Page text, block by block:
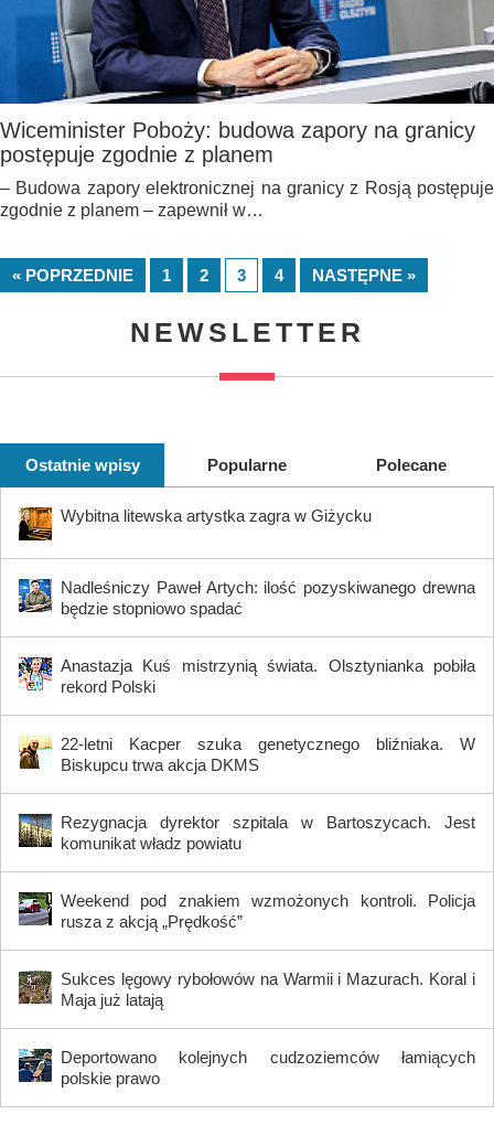
Wiceminister Poboży: budowa zapory na granicy
postępuje zgodnie z planem
– Budowa zapory elektronicznej na granicy z Rosją postępuje
zgodnie z planem – zapewnił w…
« POPRZEDNIE 1 2 3 4 NASTĘPNE »
NEWSLETTER
Ostatnie wpisy Popularne Polecane
Wybitna litewska artystka zagra w Giżycku
Nadleśniczy Paweł Artych: ilość pozyskiwanego drewna
będzie stopniowo spadać
Anastazja Kuś mistrzynią świata. Olsztynianka pobiła
rekord Polski
22-letni Kacper szuka genetycznego bliźniaka. W
Biskupcu trwa akcja DKMS
Rezygnacja dyrektor szpitala w Bartoszycach. Jest
komunikat władz powiatu
Weekend pod znakiem wzmożonych kontroli. Policja
rusza z akcją „Prędkość”
Sukces lęgowy rybołowów na Warmii i Mazurach. Koral i
Maja już latają
Deportowano kolejnych cudzoziemców łamiących
polskie prawo